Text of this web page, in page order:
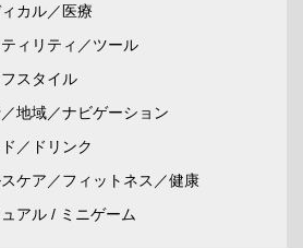
ィカル／医療
ィリティ／ツール
スタイル
地域／ナビゲーション
／ドリンク
ケア／フィットネス／健康
アル / ミニゲーム